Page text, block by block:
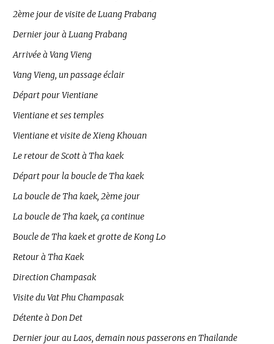
2ème jour de visite de Luang Prabang
Dernier jour à Luang Prabang
Arrivée à Vang Vieng
Vang Vieng, un passage éclair
Départ pour Vientiane
Vientiane et ses temples
Vientiane et visite de Xieng Khouan
Le retour de Scott à Tha kaek
Départ pour la boucle de Tha kaek
La boucle de Tha kaek, 2ème jour
La boucle de Tha kaek, ça continue
Boucle de Tha kaek et grotte de Kong Lo
Retour à Tha Kaek
Direction Champasak
Visite du Vat Phu Champasak
Détente à Don Det
Dernier jour au Laos, demain nous passerons en Thailande